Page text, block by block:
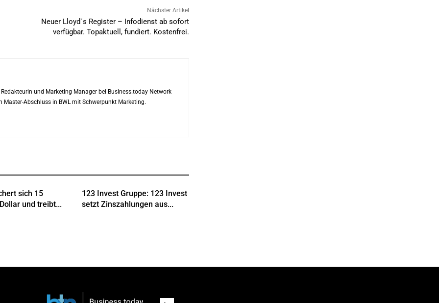
Nächster Artikel
Neuer Lloyd´s Register – Infodienst ab sofort
verfügbar. Topaktuell, fundiert. Kostenfrei.
und Marketing Manager bei Business.today Network
Master-Abschluss in BWL mit Schwerpunkt Marketing.
sich 15
und treibt...
123 Invest Gruppe: 123 Invest
setzt Zinszahlungen aus...